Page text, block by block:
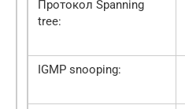
Протокол Spanning
tree:
IGMP snooping: